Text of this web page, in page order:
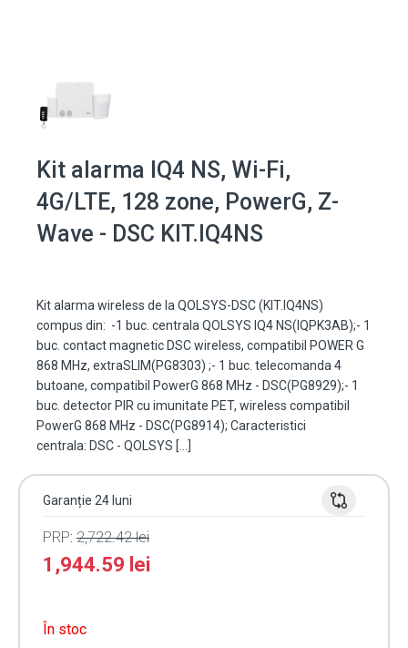
Kit alarma IQ4 NS, Wi-Fi,
4G/LTE, 128 zone, PowerG, Z-
Wave - DSC KIT.IQ4NS
Kit alarma wireless de la QOLSYS-DSC (KIT.IQ4NS)
compus din: -1 buc. centrala QOLSYS IQ4 NS(IQPK3AB);- 1
buc. contact magnetic DSC wireless, compatibil POWER G
868 MHz, extraSLIM(PG8303) ;- 1 buc. telecomanda 4
butoane, compatibil PowerG 868 MHz - DSC(PG8929);- 1
buc. detector PIR cu imunitate PET, wireless compatibil
PowerG 868 MHz - DSC(PG8914); Caracteristici
centrala: DSC - QOLSYS […]
Garanție 24 luni
PRP: 2,722.42lei
1,944.59 lei
În stoc